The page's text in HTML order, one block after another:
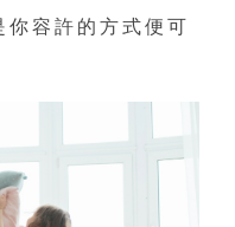
容許的方式便可